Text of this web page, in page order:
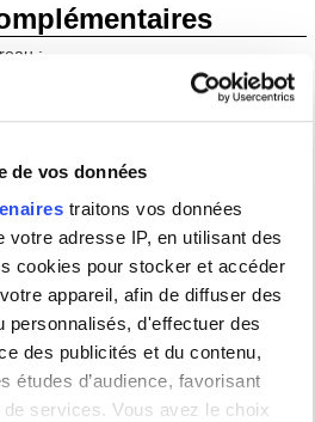
de vos données
traitons vos données
votre adresse IP, en utilisant des
cookies pour stocker et accéder
appareil, afin de diffuser des
personnalisés, d'effectuer des
des publicités et du contenu,
études d’audience, favorisant
services. Vous avez le choix
:
de 9h30 à 12h00 et de 13h30
fermé.
contacter par mail.
votre scolarité ou les formations de la
puis saisissez votre demande.
et de l'aide sur cette page .